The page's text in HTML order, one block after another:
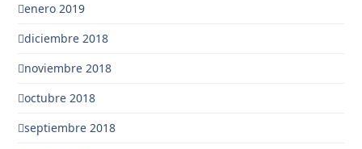
enero 2019
diciembre 2018
noviembre 2018
octubre 2018
septiembre 2018